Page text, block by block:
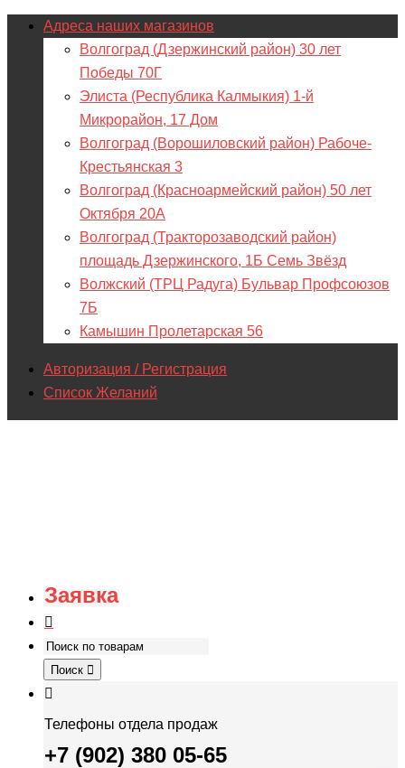
Адреса наших магазинов
Волгоград (Дзержинский район) 30 лет
Победы 70Г
Элиста (Республика Калмыкия) 1-й
Микрорайон, 17 Дом
Волгоград (Ворошиловский район) Рабоче-
Крестьянская 3
Волгоград (Красноармейский район) 50 лет
Октября 20А
Волгоград (Тракторозаводский район)
площадь Дзержинского, 1Б Семь Звёзд
Волжский (ТРЦ Радуга) Бульвар Профсоюзов
7Б
Камышин Пролетарская 56
Авторизация / Регистрация
Список Желаний
Заявка
Поиск
Телефоны отдела продаж
+7 (902) 380 05-65